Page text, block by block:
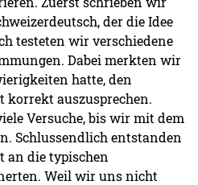
der die Idee
testeten wir verschiedene
Dabei merkten wir
hatte, den
korrekt auszusprechen.
Versuche, bis wir mit dem
Schlussendlich entstanden
an die typischen
Weil wir uns nicht